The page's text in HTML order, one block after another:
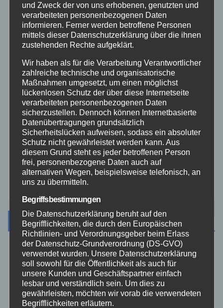
Rettungsdienst
Rhein-Lahn
THW
Veranstaltungen
Video
Westerwald
Zoll
Archiv
August 2026
Juli 2026
Juni 2026
und Zweck der von uns erhobenen, genutzten und
verarbeiteten personenbezogenen Daten
informieren. Ferner werden betroffene Personen
mittels dieser Datenschutzerklärung über die ihnen
zustehenden Rechte aufgeklärt.
Wir haben als für die Verarbeitung Verantwortlicher
zahlreiche technische und organisatorische
Maßnahmen umgesetzt, um einen möglichst
lückenlosen Schutz der über diese Internetseite
verarbeiteten personenbezogenen Daten
sicherzustellen. Dennoch können Internetbasierte
Datenübertragungen grundsätzlich
Sicherheitslücken aufweisen, sodass ein absoluter
Schutz nicht gewährleistet werden kann. Aus
diesem Grund steht es jeder betroffenen Person
frei, personenbezogene Daten auch auf
alternativen Wegen, beispielsweise telefonisch, an
uns zu übermitteln.
Begriffsbestimmungen
Die Datenschutzerklärung beruht auf den
Begrifflichkeiten, die durch den Europäischen
Richtlinien- und Verordnungsgeber beim Erlass
der Datenschutz-Grundverordnung (DS-GVO)
verwendet wurden. Unsere Datenschutzerklärung
soll sowohl für die Öffentlichkeit als auch für
unsere Kunden und Geschäftspartner einfach
lesbar und verständlich sein. Um dies zu
gewährleisten, möchten wir vorab die verwendeten
Begrifflichkeiten erläutern.